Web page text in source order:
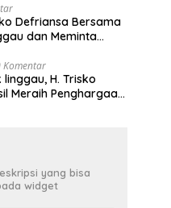
Defriansa Bersama
dan Meminta
Komentar
linggau, H. Trisko
Meraih Penghargaan
yang bisa
widget